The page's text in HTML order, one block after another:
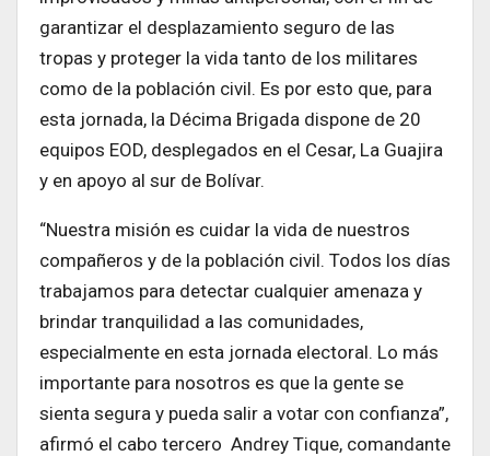
garantizar el desplazamiento seguro de las
tropas y proteger la vida tanto de los militares
como de la población civil. Es por esto que, para
esta jornada, la Décima Brigada dispone de 20
equipos EOD, desplegados en el Cesar, La Guajira
y en apoyo al sur de Bolívar.
“Nuestra misión es cuidar la vida de nuestros
compañeros y de la población civil. Todos los días
trabajamos para detectar cualquier amenaza y
brindar tranquilidad a las comunidades,
especialmente en esta jornada electoral. Lo más
importante para nosotros es que la gente se
sienta segura y pueda salir a votar con confianza”,
afirmó el cabo tercero Andrey Tique, comandante